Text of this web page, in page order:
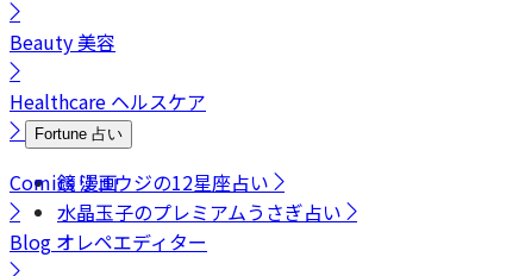
Beauty美容
Healthcare ヘルスケア
Fortune 占い
鏡リュウジの12星座占い
水晶玉子のプレミアムうさぎ占い
Comics漫画
Blog オレペエディター